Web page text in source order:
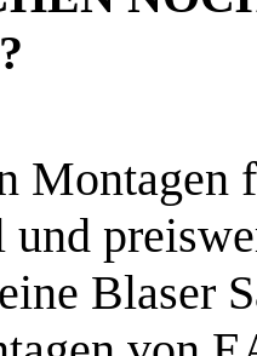
Montagen
und
Blaser